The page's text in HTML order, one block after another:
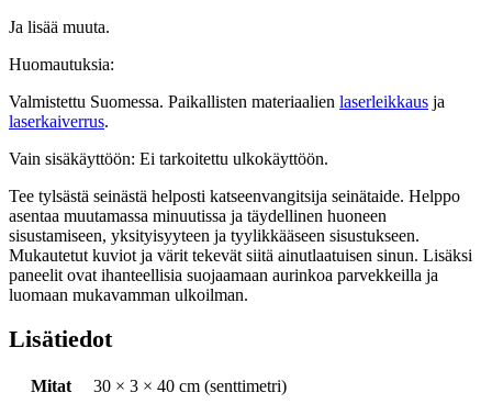
Ja lisää muuta.
Huomautuksia:
Valmistettu Suomessa. Paikallisten materiaalien laserleikkaus ja
laserkaiverrus.
Vain sisäkäyttöön: Ei tarkoitettu ulkokäyttöön.
Tee tylsästä seinästä helposti katseenvangitsija seinätaide. Helppo
asentaa muutamassa minuutissa ja täydellinen huoneen
sisustamiseen, yksityisyyteen ja tyylikkääseen sisustukseen.
Mukautetut kuviot ja värit tekevät siitä ainutlaatuisen sinun. Lisäksi
paneelit ovat ihanteellisia suojaamaan aurinkoa parvekkeilla ja
luomaan mukavamman ulkoilman.
Lisätiedot
Mitat 30 × 3 × 40 cm (senttimetri)